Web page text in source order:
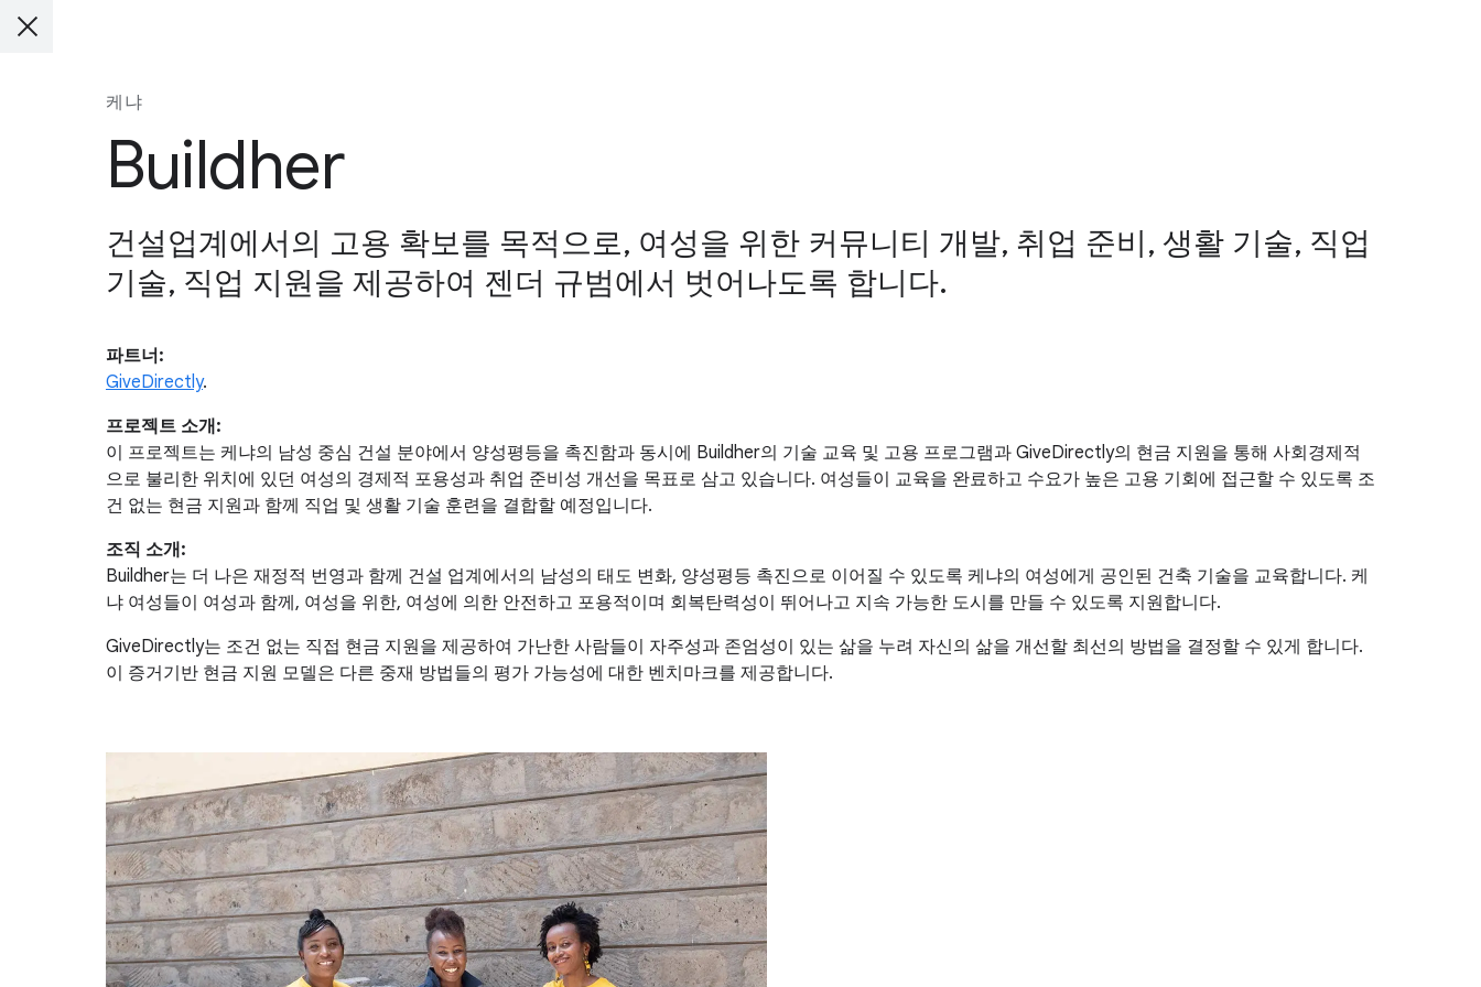
케냐
Buildher
건설업계에서의 고용 확보를 목적으로, 여성을 위한 커뮤니티 개발, 취업 준비, 생활 기술, 직업
기술, 직업 지원을 제공하여 젠더 규범에서 벗어나도록 합니다.
파트너:
GiveDirectly.
프로젝트 소개:
이 프로젝트는 케냐의 남성 중심 건설 분야에서 양성평등을 촉진함과 동시에 Buildher의 기술 교육 및 고용 프로그램과 GiveDirectly의 현금 지원을 통해 사회경제적
으로 불리한 위치에 있던 여성의 경제적 포용성과 취업 준비성 개선을 목표로 삼고 있습니다. 여성들이 교육을 완료하고 수요가 높은 고용 기회에 접근할 수 있도록 조
건 없는 현금 지원과 함께 직업 및 생활 기술 훈련을 결합할 예정입니다.
조직 소개:
Buildher는 더 나은 재정적 번영과 함께 건설 업계에서의 남성의 태도 변화, 양성평등 촉진으로 이어질 수 있도록 케냐의 여성에게 공인된 건축 기술을 교육합니다. 케
냐 여성들이 여성과 함께, 여성을 위한, 여성에 의한 안전하고 포용적이며 회복탄력성이 뛰어나고 지속 가능한 도시를 만들 수 있도록 지원합니다.
GiveDirectly는 조건 없는 직접 현금 지원을 제공하여 가난한 사람들이 자주성과 존엄성이 있는 삶을 누려 자신의 삶을 개선할 최선의 방법을 결정할 수 있게 합니다.
이 증거기반 현금 지원 모델은 다른 중재 방법들의 평가 가능성에 대한 벤치마크를 제공합니다.